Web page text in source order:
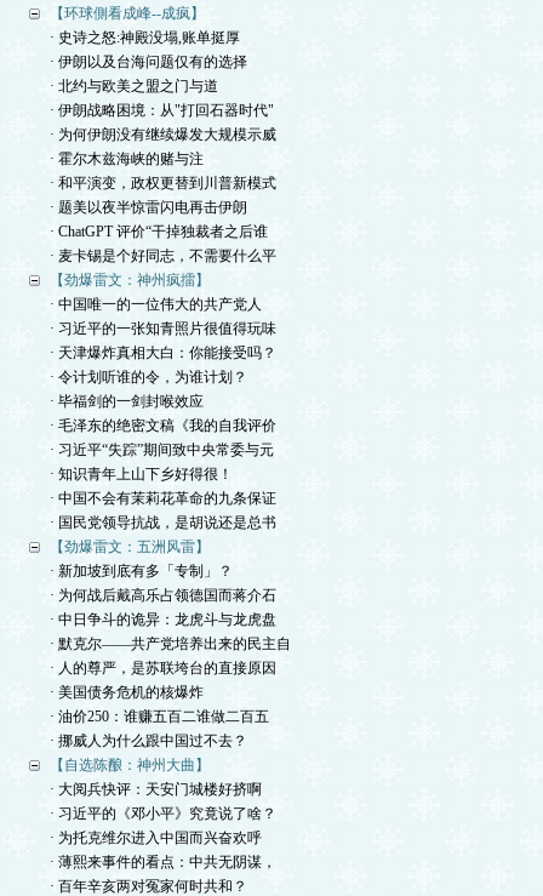
【环球側看成峰--成疯】
· 史诗之怒:神殿没塌,账单挺厚
· 伊朗以及台海问题仅有的选择
· 北约与欧美之盟之门与道
· 伊朗战略困境：从"打回石器时代"
· 为何伊朗没有继续爆发大规模示威
· 霍尔木兹海峡的赌与注
· 和平演变，政权更替到川普新模式
· 题美以夜半惊雷闪电再击伊朗
· ChatGPT 评价“干掉独裁者之后谁
· 麦卡锡是个好同志，不需要什么平
【劲爆雷文：神州疯擂】
· 中国唯一的一位伟大的共产党人
· 习近平的一张知青照片很值得玩味
· 天津爆炸真相大白：你能接受吗？
· 令计划听谁的令，为谁计划？
· 毕福剑的一剑封喉效应
· 毛泽东的绝密文稿《我的自我评价
· 习近平“失踪”期间致中央常委与元
· 知识青年上山下乡好得很！
· 中国不会有茉莉花革命的九条保证
· 国民党领导抗战，是胡说还是总书
【劲爆雷文：五洲风雷】
· 新加坡到底有多「专制」？
· 为何战后戴高乐占领德国而蒋介石
· 中日争斗的诡异：龙虎斗与龙虎盘
· 默克尔——共产党培养出来的民主自
· 人的尊严，是苏联垮台的直接原因
· 美国债务危机的核爆炸
· 油价250：谁赚五百二谁做二百五
· 挪威人为什么跟中国过不去？
【自选陈酿：神州大曲】
· 大阅兵快评：天安门城楼好挤啊
· 习近平的《邓小平》究竟说了啥？
· 为托克维尔进入中国而兴奋欢呼
· 薄熙来事件的看点：中共无阴谋，
· 百年辛亥两对冤家何时共和？